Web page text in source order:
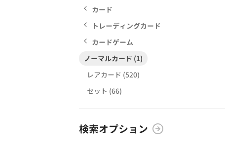
カード
トレーディングカード
カードゲーム
ノーマルカード (1)
レアカード (520)
セット (66)
検索オプション